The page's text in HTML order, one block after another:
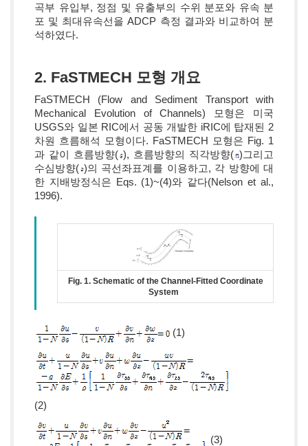
곡부 유입부, 정점 및 유출부의 수위 분포와 유속 분
포 및 최대유속선을 ADCP 측정 결과와 비교하여 분
석하였다.
2. FaSTMECH 모형 개요
FaSTMECH (Flow and Sediment Transport with
Mechanical Evolution of Channels) 모형은 미국
USGS와 일본 RIC에서 공동 개발한 iRIC에 탑재된 2
차원 흐름해석 모형이다. FaSTMECH 모형은 Fig. 1
과 같이 흐름방향( ), 흐름방향의 직각방향( )그리고
수심방향( )의 곡선좌표계를 이용하고, 각 방향에 대
한 지배방정식은 Eqs. (1)~(4)와 같다(Nelson et al.,
1996).
Fig. 1. Schematic of the Channel-Fitted Coordinate
System
(1)
(2)
(3)